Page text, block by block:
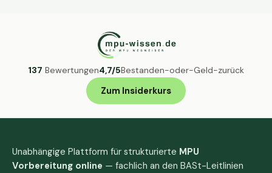
137 Bewertungen4,7/5Bestanden-oder-Geld-zurück
Zum Insiderkurs
Unabhängige Plattform für strukturierte MPU
Vorbereitung online — fachlich an den BASt-Leitlinien